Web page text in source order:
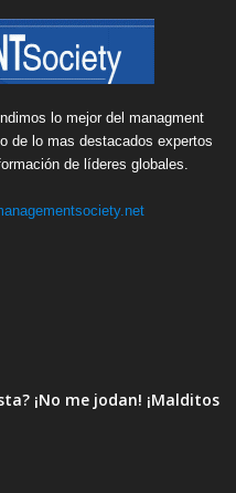
lo mejor del managment
de lo mas destacados expertos
de líderes globales.
¡No me jodan! ¡Malditos